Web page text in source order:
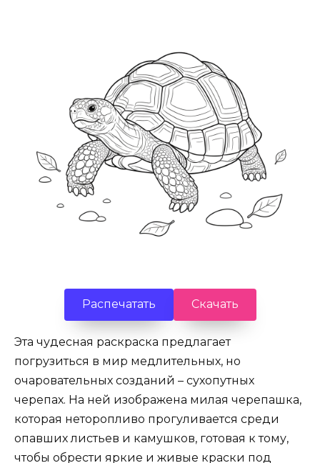
Распечатать Скачать
Эта чудесная раскраска предлагает
погрузиться в мир медлительных, но
очаровательных созданий – сухопутных
черепах. На ней изображена милая черепашка,
которая неторопливо прогуливается среди
опавших листьев и камушков, готовая к тому,
чтобы обрести яркие и живые краски под